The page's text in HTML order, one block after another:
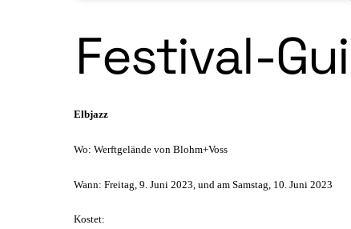
Festival-
Elbjazz
Wo: Werftgelände von Blohm+Voss
Wann: Freitag, 9. Juni 2023, und am Samstag, 10. Juni 2023
Kostet: